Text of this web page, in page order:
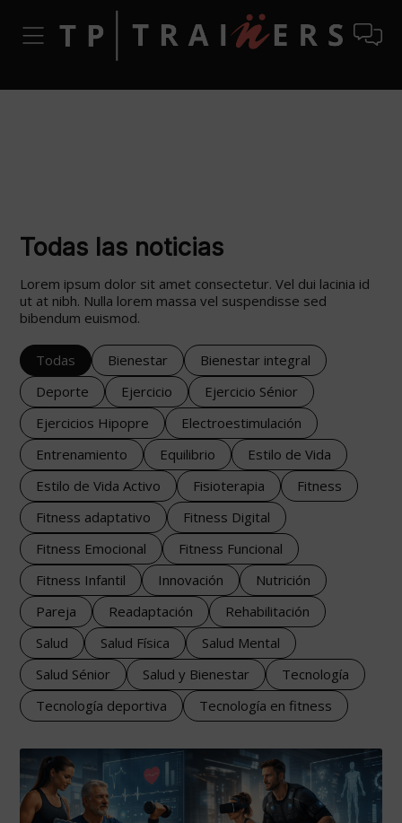
Todas las noticias
Lorem ipsum dolor sit amet consectetur. Vel dui lacinia id
ut at nibh. Nulla lorem massa vel suspendisse sed
bibendum euismod.
Todas Bienestar
Bienestar integral
Deporte
Ejercicio
Ejercicio Sénior
Ejercicios Hipopre
Electroestimulación
Entrenamiento
Equilibrio
Estilo de Vida
Estilo de Vida Activo
Fisioterapia
Fitness
Fitness adaptativo
Fitness Digital
Fitness Emocional
Fitness Funcional
Fitness Infantil
Innovación
Nutrición
Pareja
Readaptación
Rehabilitación
Salud
Salud Física
Salud Mental
Salud Sénior
Salud y Bienestar
Tecnología
Tecnología deportiva
Tecnología en fitness